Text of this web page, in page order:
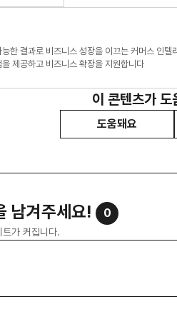
한 결과로 비즈니스 성장을 이끄는 커머스 인
제공하고 비즈니스 확장을 지원합니다
이 콘텐츠가
도움돼요
남겨주세요! 0
가 커집니다.